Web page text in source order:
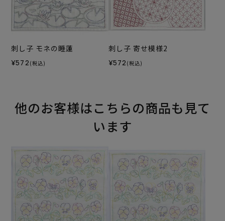
刺し子 モネの睡蓮
¥572 (税込)
刺し子 寄せ模様2
¥572 (税込)
他のお客様はこちらの商品も見て
います